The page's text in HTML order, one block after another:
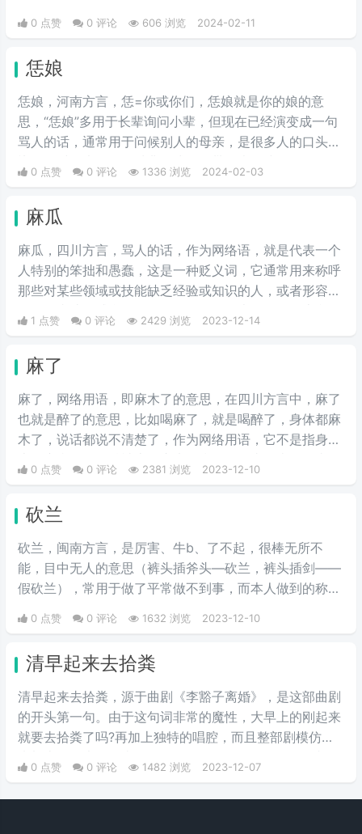
0 点赞 0 评论 606 浏览 2024-02-11
恁娘
恁娘，河南方言，恁=你或你们，恁娘就是你的娘的意
思，“恁娘”多用于长辈询问小辈，但现在已经演变成一句
骂人的话，通常用于问候别人的母亲，是很多人的口头
称呼方式，尤其是在与同辈朋友的交流中。这样的用法旨
0 点赞 0 评论 1336 浏览 2024-02-03
麻瓜
麻瓜，四川方言，骂人的话，作为网络语，就是代表一个
人特别的笨拙和愚蠢，这是一种贬义词，它通常用来称呼
那些对某些领域或技能缺乏经验或知识的人，或者形容一
时常看到网友之间互相对喷麻瓜、孤儿这样的词，尤其是
1 点赞 0 评论 2429 浏览 2023-12-14
麻了
麻了，网络用语，即麻木了的意思，在四川方言中，麻了
也就是醉了的意思，比如喝麻了，就是喝醉了，身体都麻
木了，说话都说不清楚了，作为网络用语，它不是指身体
上的麻痹，而是精神上的麻木，指经历了太多类似的事
情，再遇到时已经激情不起来了，或用于强调程度之深。
0 点赞 0 评论 2381 浏览 2023-12-10
砍兰
砍兰，闽南方言，是厉害、牛b、了不起，很棒无所不
能，目中无人的意思（裤头插斧头—砍兰，裤头插剑——
假砍兰），常用于做了平常做不到事，而本人做到的称
0 点赞 0 评论 1632 浏览 2023-12-10
清早起来去拾粪
清早起来去拾粪，源于曲剧《李豁子离婚》，是这部曲剧
的开头第一句。由于这句词非常的魔性，大早上的刚起来
就要去拾粪了吗?再加上独特的唱腔，而且整部剧模仿起
仿。
0 点赞 0 评论 1482 浏览 2023-12-07